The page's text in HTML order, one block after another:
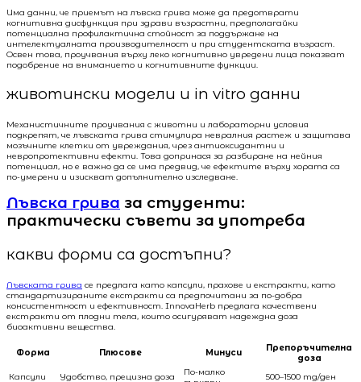
Има данни, че приемът на лъвска грива може да предотврати
когнитивна дисфункция при здрави възрастни, предполагайки
потенциална профилактична стойност за поддържане на
интелектуалната производителност и при студентската възраст.
Освен това, проучвания върху леко когнитивно увредени лица показват
подобрение на вниманието и когнитивните функции.
животински модели и in vitro данни
Механистичните проучвания с животни и лабораторни условия
подкрепят, че лъвската грива стимулира невралния растеж и защитава
мозъчните клетки от увреждания, чрез антиоксидантни и
невропротективни ефекти. Това допринася за разбиране на нейния
потенциал, но е важно да се има предвид, че ефектите върху хората са
по-умерени и изискват допълнително изследване.
Лъвска грива за студенти:
практически съвети за употреба
какви форми са достъпни?
Лъвската грива се предлага като капсули, прахове и екстракти, като
стандартизираните екстракти са предпочитани за по-добра
консистентност и ефективност. InnovaHerb предлага качествени
екстракти от плодни тела, които осигуряват надеждна доза
биоактивни вещества.
Форма Плюсове Минуси
Препоръчителна
доза
Капсули
Удобство, прецизна доза
По-малко
500–1500 mg/ден